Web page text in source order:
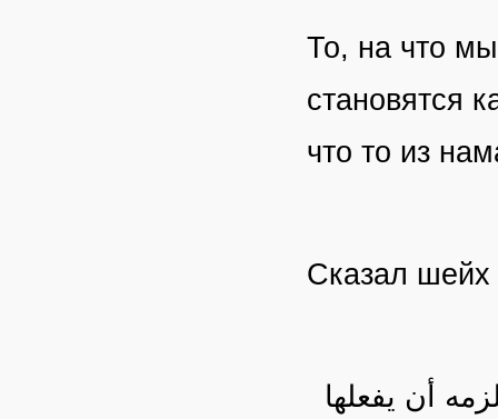
То, на что
становятся
что то из
Сказал
أن يفعلها